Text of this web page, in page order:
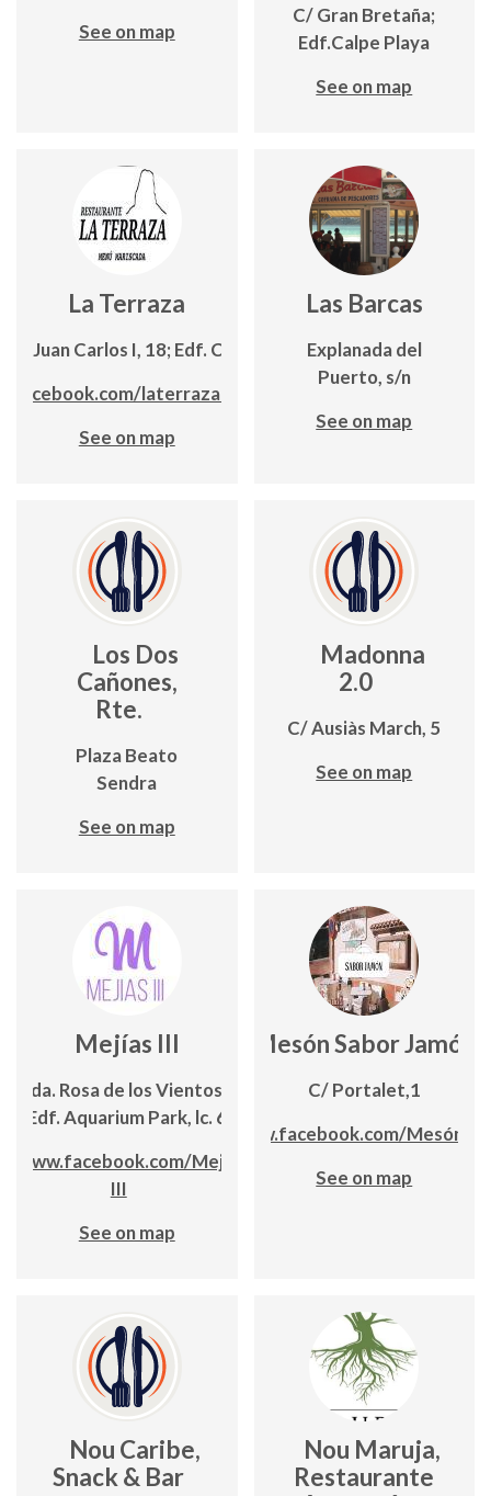
See on map
C/ Gran Bretaña;
Edf.Calpe Playa
See on map
La Terraza
Juan Carlos I, 18; Edf. Cancún
laterrazadecalpe
See on map
Las Barcas
Explanada del
Puerto, s/n
See on map
Los Dos
Cañones,
Rte.
Plaza Beato
Sendra
See on map
Madonna
2.0
C/ Ausiàs March, 5
See on map
Mejías III
Avda. Rosa de los Vientos, 4;
Edf. Aquarium Park, lc. 6
www.facebook.com/Mejias-
III
See on map
Mesón Sabor Jamón
C/ Portalet,1
https://www.facebook.com/
See on map
Nou Caribe,
Snack & Bar
Nou Maruja,
Restaurante